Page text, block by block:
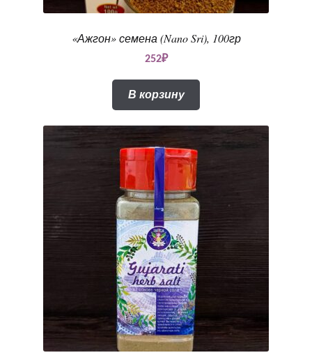
«Ажгон» семена (Nano Sri), 100гр
252₽
В корзину